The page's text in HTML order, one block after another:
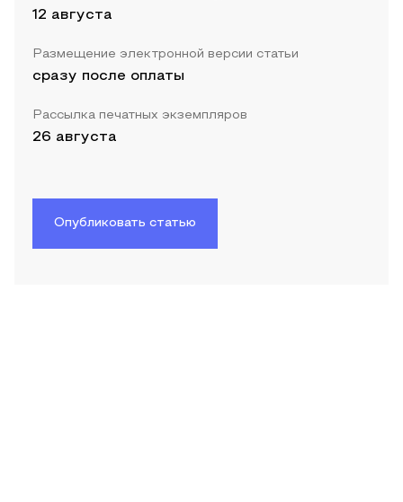
12 августа
Размещение электронной версии статьи
сразу после оплаты
Рассылка печатных экземпляров
26 августа
Опубликовать статью